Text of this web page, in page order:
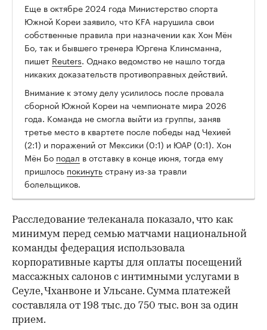
Еще в октябре 2024 года Министерство спорта
Южной Кореи заявило, что KFA нарушила свои
собственные правила при назначении как Хон Мён
Бо, так и бывшего тренера Юргена Клинсманна,
пишет Reuters. Однако ведомство не нашло тогда
никаких доказательств противоправных действий.
Внимание к этому делу усилилось после провала
сборной Южной Кореи на чемпионате мира 2026
года. Команда не смогла выйти из группы, заняв
третье место в квартете после победы над Чехией
(2:1) и поражений от Мексики (0:1) и ЮАР (0:1). Хон
Мён Бо подал в отставку в конце июня, тогда ему
пришлось покинутьстрану из-за травли
болельщиков.
Расследование телеканала показало, что как
минимум перед семью матчами национальной
команды федерация использовала
корпоративные карты для оплаты посещений
массажных салонов с интимными услугами в
Сеуле, Чханвоне и Ульсане. Сумма платежей
составляла от 198 тыс. до 750 тыс. вон за один
прием.